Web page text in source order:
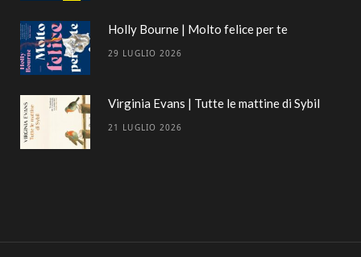
Holly Bourne | Molto felice per te
29 LUGLIO 2026
Virginia Evans | Tutte le mattine di Sybil
21 LUGLIO 2026